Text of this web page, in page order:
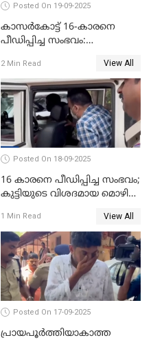
Posted On 19-09-2025
കാസർകോട്ട് 16-കാരനെ
പീഡിപ്പിച്ച സംഭവം:
ഇടപാടുകൾ നടന്നതായി
പൊലീസ്
2 Min Read View All
Posted On 18-09-2025
16 കാരനെ പീഡിപ്പിച്ച സംഭവം;
കുട്ടിയുടെ വിശദമായ മൊഴി
1 Min Read View All
Posted On 17-09-2025
പ്രായപൂർത്തിയാകാത്ത